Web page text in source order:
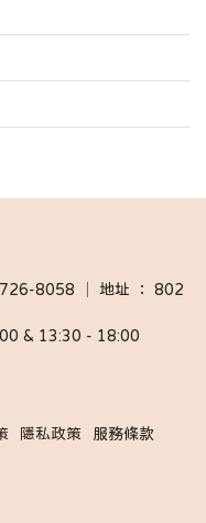
8058 │ 地址 ： 802
& 13:30 - 18:00
隱私政策 服務條款